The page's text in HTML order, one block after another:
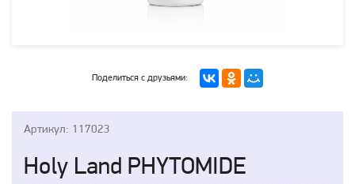
Поделиться с друзьями:
Артикул: 117023
Holy Land PHYTOMIDE